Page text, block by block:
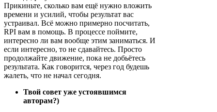
Прикиньте, сколько вам ещё нужно вложить
времени и усилий, чтобы результат вас
устраивал. Всё можно примерно посчитать,
RPI вам в помощь. В процессе поймите,
интересно ли вам вообще этим заниматься. И
если интересно, то не сдавайтесь. Просто
продолжайте движение, пока не добьётесь
результата. Как говорится, через год будешь
жалеть, что не начал сегодня.
Твой совет уже устоявшимся
авторам?)